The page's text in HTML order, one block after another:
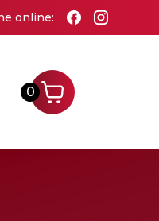
online:
0